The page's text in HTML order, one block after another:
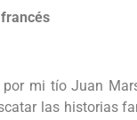
mi tío Juan
las historias